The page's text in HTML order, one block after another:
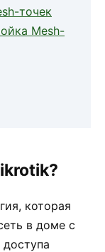
точек
Mesh-
которая
в доме с